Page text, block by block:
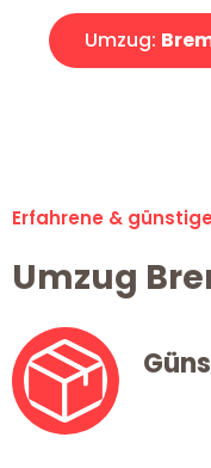
Umzug:
Erfahrene &
Umzug